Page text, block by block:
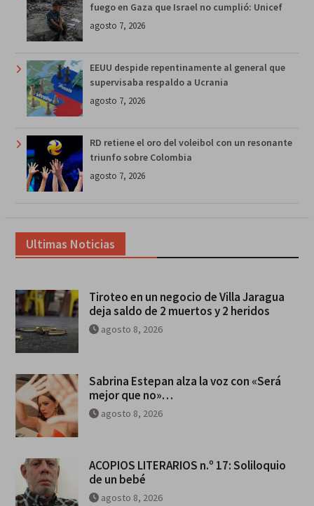
fuego en Gaza que Israel no cumplió: Unicef
agosto 7, 2026
EEUU despide repentinamente al general que
supervisaba respaldo a Ucrania
agosto 7, 2026
RD retiene el oro del voleibol con un resonante
triunfo sobre Colombia
agosto 7, 2026
Ultimas Noticias
Tiroteo en un negocio de Villa Jaragua
deja saldo de 2 muertos y 2 heridos
agosto 8, 2026
Sabrina Estepan alza la voz con «Será
mejor que no»…
agosto 8, 2026
ACOPIOS LITERARIOS n.º 17: Soliloquio
de un bebé
agosto 8, 2026